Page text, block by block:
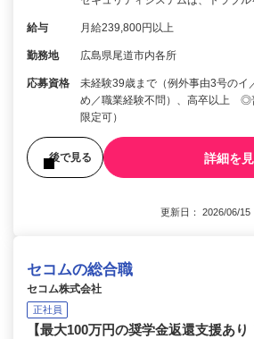
給与 月給239,800円以上
勤務地 広島県尾道市内各所
応募資格
未経験39歳まで（例外事由3号のイ
め／職業経験不問）、高卒以上 ◎
限定可）
後で見る 詳細を
更新日： 2026/06/
セコムの総合職
セコム株式会社
正社員
【最大100万円の奨学金返還支援あ